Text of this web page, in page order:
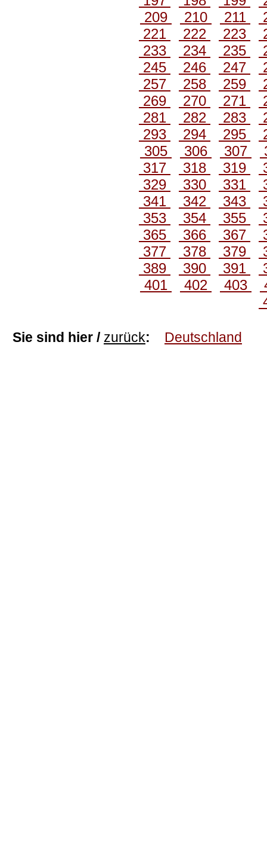
209
210 211
221
222 223
233
234 235
245
246 247
257
258 259
269
270 271
281
282 283
293
294 295
305
306 307
317
318 319
329
330 331
341
342 343
353
354 355
365
366 367
377
378 379
389
390 391
401
402 403
Sie sind hier / zurück: Deutschland